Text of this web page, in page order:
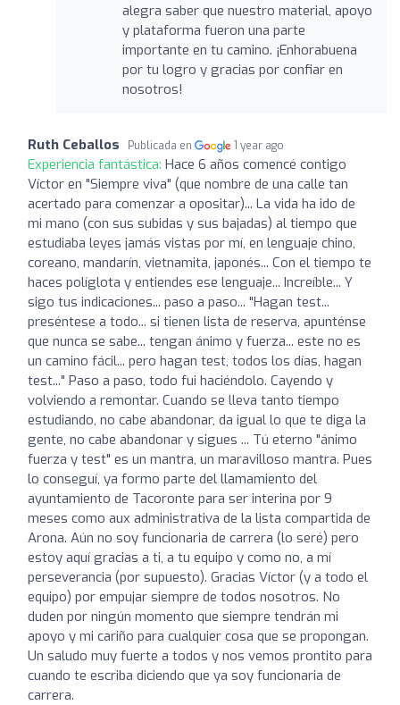
alegra saber que nuestro material, apoyo
y plataforma fueron una parte
importante en tu camino. ¡Enhorabuena
por tu logro y gracias por confiar en
nosotros!
Ruth Ceballos Publicada en 1 year ago
Experiencia fantástica: Hace 6 años comencé contigo
Víctor en "Siempre viva" (que nombre de una calle tan
acertado para comenzar a opositar)... La vida ha ido de
mi mano (con sus subidas y sus bajadas) al tiempo que
estudiaba leyes jamás vistas por mí, en lenguaje chino,
coreano, mandarín, vietnamita, japonés... Con el tiempo te
haces políglota y entiendes ese lenguaje... Increíble... Y
sigo tus indicaciones... paso a paso... "Hagan test...
preséntese a todo... si tienen lista de reserva, apunténse
que nunca se sabe... tengan ánimo y fuerza... este no es
un camino fácil... pero hagan test, todos los días, hagan
test..." Paso a paso, todo fui haciéndolo. Cayendo y
volviendo a remontar. Cuando se lleva tanto tiempo
estudiando, no cabe abandonar, da igual lo que te diga la
gente, no cabe abandonar y sigues ... Tú eterno "ánimo
fuerza y test" es un mantra, un maravilloso mantra. Pues
lo conseguí, ya formo parte del llamamiento del
ayuntamiento de Tacoronte para ser interina por 9
meses como aux administrativa de la lista compartida de
Arona. Aún no soy funcionaria de carrera (lo seré) pero
estoy aquí gracias a ti, a tu equipo y como no, a mí
perseverancia (por supuesto). Gracias Víctor (y a todo el
equipo) por empujar siempre de todos nosotros. No
duden por ningún momento que siempre tendrán mi
apoyo y mi cariño para cualquier cosa que se propongan.
Un saludo muy fuerte a todos y nos vemos prontito para
cuando te escriba diciendo que ya soy funcionaria de
carrera.